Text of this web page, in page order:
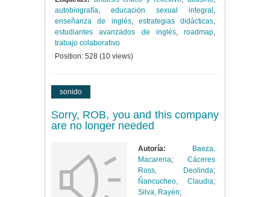
autobiografía, educación sexual integral ,
enseñanza de inglés, estrategias didácticas,
estudiantes avanzados de inglés, roadmap,
trabajo colaborativo
Position: 528 (10 views)
sonido
Sorry, ROB, you and this company
are no longer needed
Autoría:
Baeza,
Macarena; Cáceres
Ross, Deolinda;
Ñancucheo, Claudia;
Silva, Rayén;